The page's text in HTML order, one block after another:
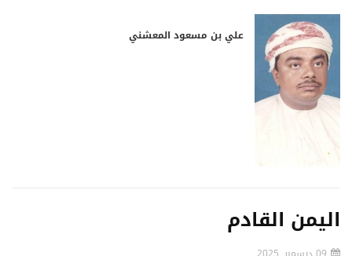
علي بن مسعود المعشني
اليمن القادم